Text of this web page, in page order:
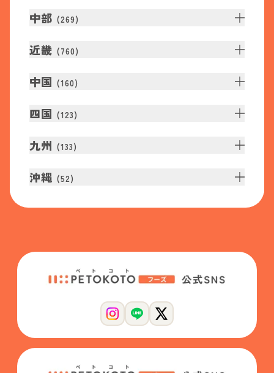
中部 (269)
近畿 (760)
中国 (160)
四国 (123)
九州 (133)
沖縄 (52)